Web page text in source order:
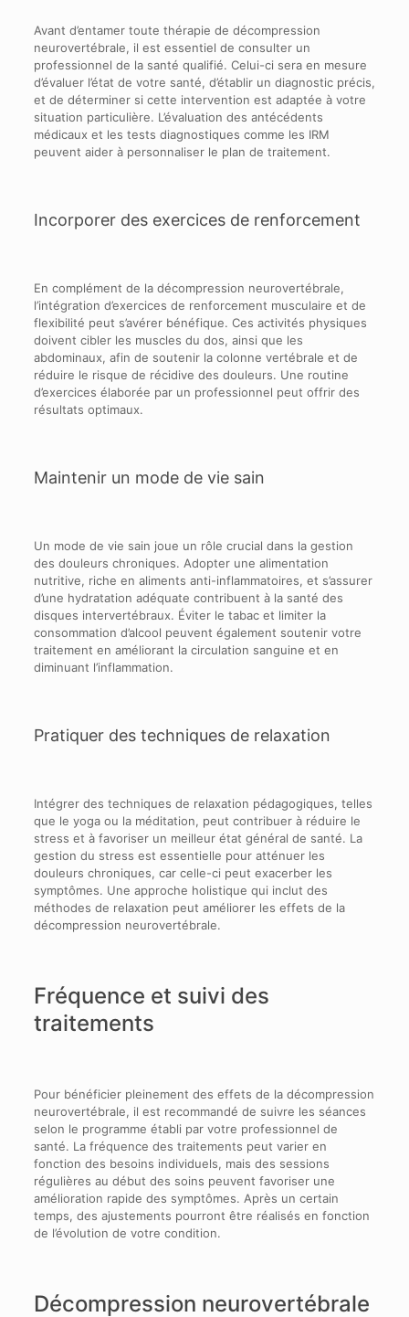
Avant d’entamer toute thérapie de décompression
neurovertébrale, il est essentiel de consulter un
professionnel de la santé qualifié. Celui-ci sera en mesure
d’évaluer l’état de votre santé, d’établir un diagnostic précis,
et de déterminer si cette intervention est adaptée à votre
situation particulière. L’évaluation des antécédents
médicaux et les tests diagnostiques comme les IRM
peuvent aider à personnaliser le plan de traitement.
Incorporer des exercices de renforcement
En complément de la décompression neurovertébrale,
l’intégration d’exercices de renforcement musculaire et de
flexibilité peut s’avérer bénéfique. Ces activités physiques
doivent cibler les muscles du dos, ainsi que les
abdominaux, afin de soutenir la colonne vertébrale et de
réduire le risque de récidive des douleurs. Une routine
d’exercices élaborée par un professionnel peut offrir des
résultats optimaux.
Maintenir un mode de vie sain
Un mode de vie sain joue un rôle crucial dans la gestion
des douleurs chroniques. Adopter une alimentation
nutritive, riche en aliments anti-inflammatoires, et s’assurer
d’une hydratation adéquate contribuent à la santé des
disques intervertébraux. Éviter le tabac et limiter la
consommation d’alcool peuvent également soutenir votre
traitement en améliorant la circulation sanguine et en
diminuant l’inflammation.
Pratiquer des techniques de relaxation
Intégrer des techniques de relaxation pédagogiques, telles
que le yoga ou la méditation, peut contribuer à réduire le
stress et à favoriser un meilleur état général de santé. La
gestion du stress est essentielle pour atténuer les
douleurs chroniques, car celle-ci peut exacerber les
symptômes. Une approche holistique qui inclut des
méthodes de relaxation peut améliorer les effets de la
décompression neurovertébrale.
Fréquence et suivi des
traitements
Pour bénéficier pleinement des effets de la décompression
neurovertébrale, il est recommandé de suivre les séances
selon le programme établi par votre professionnel de
santé. La fréquence des traitements peut varier en
fonction des besoins individuels, mais des sessions
régulières au début des soins peuvent favoriser une
amélioration rapide des symptômes. Après un certain
temps, des ajustements pourront être réalisés en fonction
de l’évolution de votre condition.
Décompression neurovertébrale